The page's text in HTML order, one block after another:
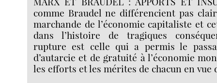
comme Braudel ne différencient pas
marchande de l’économie capitaliste et
dans l’histoire de tragiques
rupture est celle qui a permis le
d’autarcie et de gratuité à l’économie
les efforts et les mérites de chacun en vue